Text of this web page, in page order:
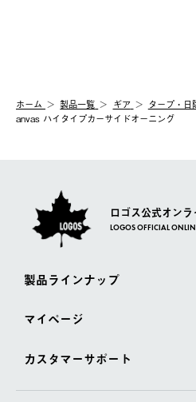
ホーム 製品⼀覧 ギア タープ・日
anvas ハイタイプカーサイドオーニング
ロゴス公式オンラ
LOGOS OFFICIAL
製品ラインナップ
マイページ
カスタマーサポート